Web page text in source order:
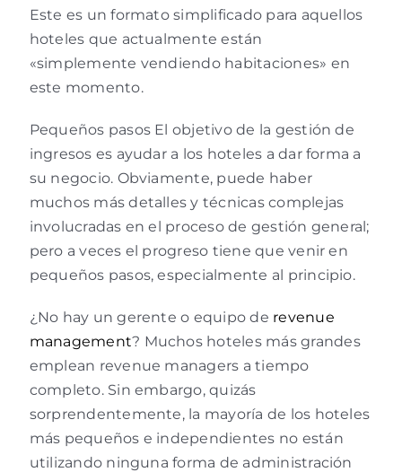
Este es un formato simplificado para aquellos
hoteles que actualmente están
«simplemente vendiendo habitaciones» en
este momento.
Pequeños pasos El objetivo de la gestión de
ingresos es ayudar a los hoteles a dar forma a
su negocio. Obviamente, puede haber
muchos más detalles y técnicas complejas
involucradas en el proceso de gestión general;
pero a veces el progreso tiene que venir en
pequeños pasos, especialmente al principio.
¿No hay un gerente o equipo de revenue
management? Muchos hoteles más grandes
emplean revenue managers a tiempo
completo. Sin embargo, quizás
sorprendentemente, la mayoría de los hoteles
más pequeños e independientes no están
utilizando ninguna forma de administración